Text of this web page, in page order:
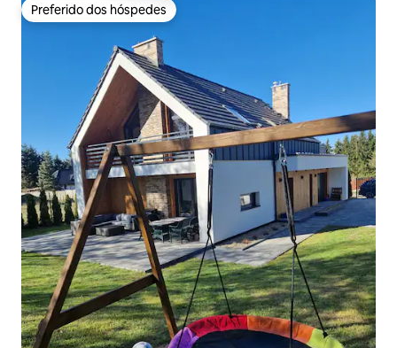
Preferido dos hóspedes
Preferido dos hóspedes